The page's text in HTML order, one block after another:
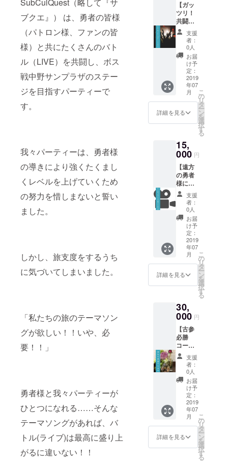
ブクエ』） は、勇者の皆様
（パトロン様、ファンの皆
様）と共にたくさんのバト
ル（LIVE）を共闘し、ボス
戦中野サンプラザのステー
ジを目指すパーティーで
す。
我々パーティーは、勇者様
の導きにより強くたくまし
くレベルを上げていくため
の努力を惜しまないと誓い
ました。
しかし、旅支度をするうち
に気づいてしまいました。
「私たちの旅のテーマソン
グが欲しい！！いや、必
要！！」
勇者様と我々パーティーが
ひとつになれる……そんな
テーマソングがあれば、バ
トル(ライブ)は最高に盛り上
がるに違いない！！
【ガッ
ツリ！
共闘
コー
ス】 お
礼メー
ル+撮り
下ろし
アー写
+サブク
エオリ
ジナル
薬草+完
成した
音源+メ
ンバー
ムー
ビー+賢
者の塩
+レコ発
LIVEご
招待+お
おきな
ふくろ
支援
者：
0人
お届
け予
定：
2019
年07
月
詳細を見る
こ
の
リ
タ
ー
ン
を
選
択
す
る
15,
000 円
【遠方
の勇者
様にも
おスス
メ！映
像で事
後報告
コー
ス】 お
礼メー
ル+撮り
下ろし
アー写
+メン
バーの
秘蔵
ビー+完
成した
音源+サ
ブクエ
オリジ
ナル薬
草+賢者
の塩+レ
コ発
LIVEの
記録動
画+おお
きなふ
くろ
支援
者：
0人
お届
け予
定：
2019
年07
月
詳細を見る
こ
の
リ
タ
ー
ン
を
選
択
す
る
30,
000 円
【古参
必勝
コー
ス】 お
礼メー
ル+撮り
下ろし
アー写
+メン
バーの
秘蔵
ムー
ビー+完
成した
音源+サ
ブクエ
支援
者：
0人
お届
け予
定：
2019
年07
月
詳細を見る
こ
の
リ
タ
ー
ン
を
選
択
す
る